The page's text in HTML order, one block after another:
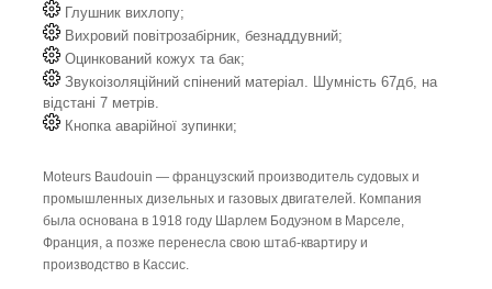
Глушник вихлопу;
Вихровий повітрозабірник, безнаддувний;
Оцинкований кожух та бак;
Звукоізоляційний спінений матеріал. Шумність 67дб, на
відстані 7 метрів.
Кнопка аварійної зупинки;
Moteurs Baudouin — французский производитель судовых и
промышленных дизельных и газовых двигателей. Компания
была основана в 1918 году Шарлем Бодуэном в Марселе,
Франция, а позже перенесла свою штаб-квартиру и
производство в Кассис.